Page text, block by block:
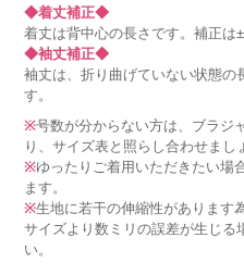
◆着丈補正◆
着丈は背中心の長さです。補正は
◆袖丈補正◆
袖丈は、折り曲げていない状態の
す。
※号数が分からない方は、ブラジ
り、サイズ表と照らし合わせまし
※ゆったりご着用いただきたい場
ます。
※生地に若干の伸縮性があります
サイズより数ミリの誤差が生じる
い。